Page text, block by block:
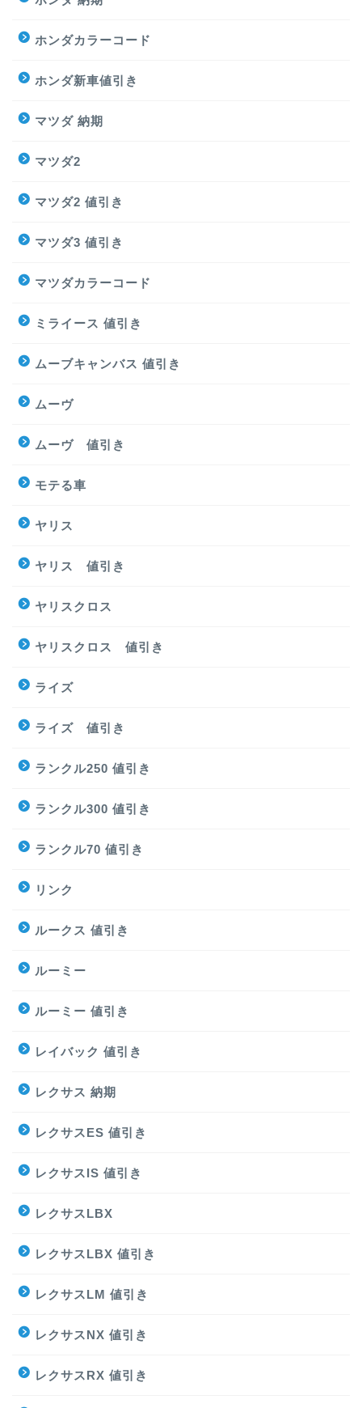
ホンダカラーコード
ホンダ新車値引き
マツダ 納期
マツダ2
マツダ2 値引き
マツダ3 値引き
マツダカラーコード
ミライース 値引き
ムーブキャンバス 値引き
ムーヴ
ムーヴ 値引き
モテる車
ヤリス
ヤリス 値引き
ヤリスクロス
ヤリスクロス 値引き
ライズ
ライズ 値引き
ランクル250 値引き
ランクル300 値引き
ランクル70 値引き
リンク
ルークス 値引き
ルーミー
ルーミー 値引き
レイバック 値引き
レクサス 納期
レクサスES 値引き
レクサスIS 値引き
レクサスLBX
レクサスLBX 値引き
レクサスLM 値引き
レクサスNX 値引き
レクサスRX 値引き